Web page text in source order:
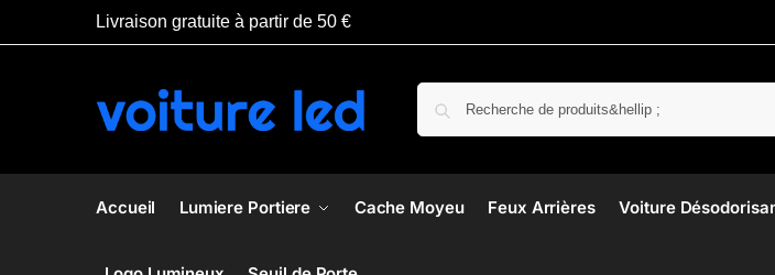
Livraison gratuite à partir de 50 €
Accueil Lumiere Portiere Cache Moyeu Feux Arrières Voiture